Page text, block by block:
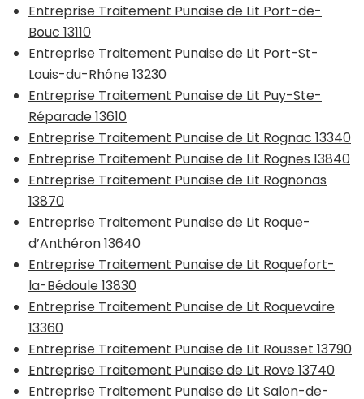
Entreprise Traitement Punaise de Lit Port-de-
Bouc 13110
Entreprise Traitement Punaise de Lit Port-St-
Louis-du-Rhône 13230
Entreprise Traitement Punaise de Lit Puy-Ste-
Réparade 13610
Entreprise Traitement Punaise de Lit Rognac 13340
Entreprise Traitement Punaise de Lit Rognes 13840
Entreprise Traitement Punaise de Lit Rognonas
13870
Entreprise Traitement Punaise de Lit Roque-
d’Anthéron 13640
Entreprise Traitement Punaise de Lit Roquefort-
la-Bédoule 13830
Entreprise Traitement Punaise de Lit Roquevaire
13360
Entreprise Traitement Punaise de Lit Rousset 13790
Entreprise Traitement Punaise de Lit Rove 13740
Entreprise Traitement Punaise de Lit Salon-de-